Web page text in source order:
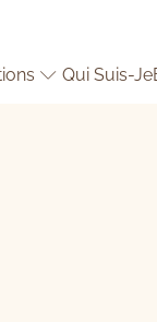
Qui Suis-Je